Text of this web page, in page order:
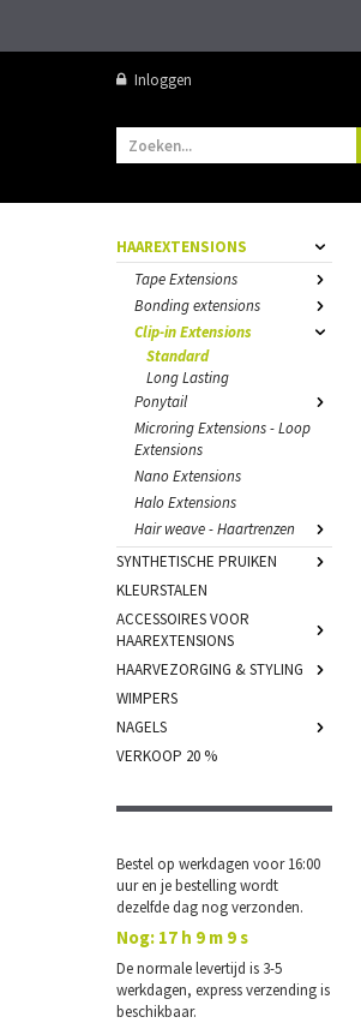
Inloggen
HAAREXTENSIONS
Tape Extensions
Bonding extensions
Clip-in Extensions
Standard
Long Lasting
Ponytail
Microring Extensions - Loop
Extensions
Nano Extensions
Halo Extensions
Hair weave - Haartrenzen
SYNTHETISCHE PRUIKEN
KLEURSTALEN
ACCESSOIRES VOOR
HAAREXTENSIONS
HAARVEZORGING & STYLING
WIMPERS
NAGELS
VERKOOP 20 %
Bestel op werkdagen voor 16:00
uur en je bestelling wordt
dezelfde dag nog verzonden.
Nog: 17 h 9 m 8 s
De normale levertijd is 3-5
werkdagen, express verzending is
beschikbaar.